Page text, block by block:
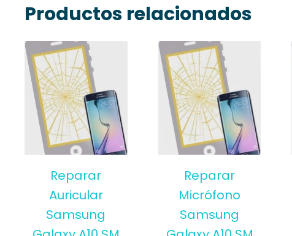
Productos relacionados
Reparar
Auricular
Samsung
Reparar
Micrófono
Samsung